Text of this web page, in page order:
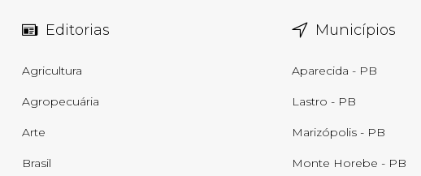
Editorias
Agricultura
Agropecuária
Arte
Brasil
Municípios
Aparecida - PB
Lastro - PB
Marizópolis - PB
Monte Horebe - PB